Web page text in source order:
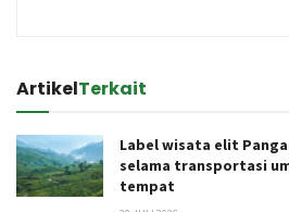
ArtikelTerkait
Label wisata elit
selama transportasi
tempat